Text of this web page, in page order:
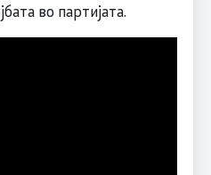
во партијата.